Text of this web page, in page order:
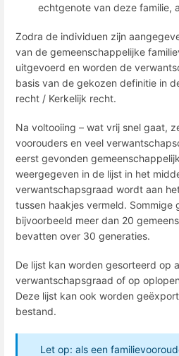
echtgenote van deze familie,
Zodra de individuen zijn
van de gemeenschappelijke
uitgevoerd en worden de
basis van de gekozen definitie in
recht / Kerkelijk recht.
Na voltooiing – wat vrij snel gaat,
voorouders en veel
eerst gevonden
weergegeven in de lijst in het
verwantschapsgraad wordt aan
tussen haakjes vermeld. Sommige
bijvoorbeeld meer dan 20
bevatten over 30 generaties.
De lijst kan worden gesorteerd op
verwantschapsgraad of op
Deze lijst kan ook worden
bestand.
Let op: als een